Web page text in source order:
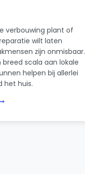
verbouwing plant of
wilt laten
zijn onmisbaar.
scala aan lokale
helpen bij allerlei
het huis.